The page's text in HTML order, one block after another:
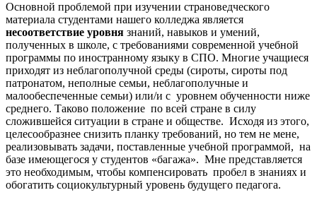
Основной проблемой при изучении страноведческого
материала студентами нашего колледжа является
несоответствие уровня знаний, навыков и умений,
полученных в школе, с требованиями современной учебной
программы по иностранному языку в СПО. Многие учащиеся
приходят из неблагополучной среды (сироты, сироты под
патронатом, неполные семьи, неблагополучные и
малообеспеченные семьи) или/и с уровнем обученности ниже
среднего. Таково положение по всей стране в силу
сложившейся ситуации в стране и обществе. Исходя из этого,
целесообразнее снизить планку требований, но тем не мене,
реализовывать задачи, поставленные учебной программой, на
базе имеющегося у студентов «багажа». Мне представляется
это необходимым, чтобы компенсировать пробел в знаниях и
обогатить социокультурный уровень будущего педагога.